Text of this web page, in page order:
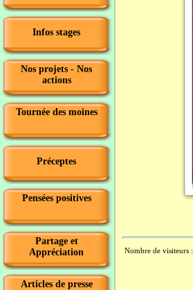
Infos stages
Nos projets - Nos
actions
Tournée des moines
Préceptes
Pensées positives
Partage et
Appréciation
Articles de presse
Nombre de visiteurs :